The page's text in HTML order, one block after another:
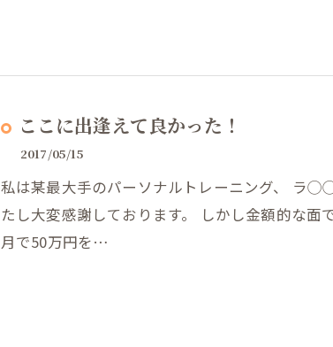
ここに出逢えて良かった！
2017/05/15
私は某最大手のパーソナルトレーニング、 ラ
たし大変感謝しております。 しかし金額的な
月で50万円を…